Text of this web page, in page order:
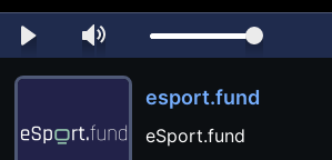
esport.fund
eSport.fund